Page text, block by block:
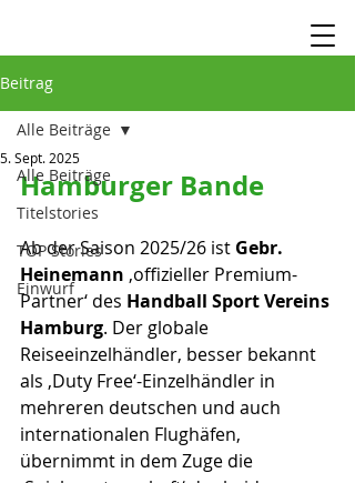
Beitrag
Alle Beiträge
Titelstories
TOP Stories
Einwurf
Alle Beiträge
5. Sept. 2025
Hamburger Bande
Ab der Saison 2025/26 ist Gebr.
Heinemann ‚offizieller Premium-
Partner‘ des Handball Sport Vereins
Hamburg. Der globale
Reiseeinzelhändler, besser bekannt
als ‚Duty Free‘-Einzelhändler in
mehreren deutschen und auch
internationalen Flughäfen,
übernimmt in dem Zuge die